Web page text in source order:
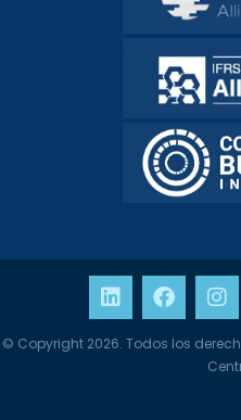
© Copyright 2026. Todos los